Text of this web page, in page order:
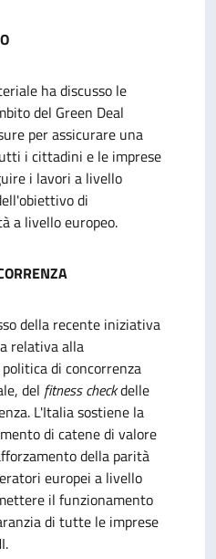
ha discusso le
del Green Deal
per assicurare una
i cittadini e le imprese
i lavori a livello
di
a livello europeo.
della recente iniziativa
relativa alla
di concorrenza
del fitness checkdelle
L'Italia sostiene la
di catene di valore
della parità
europei a livello
il funzionamento
di tutte le imprese